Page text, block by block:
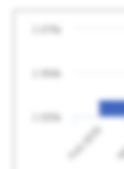
Feb 2026